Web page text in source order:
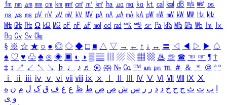
㎙ ㎚ ㎛ ㎜ ㎝ ㎞ ㎟ ㎠ ㎡ ㎢ ㏊ ㎍ ㎎ ㎏ ㏏ ㎈ ㎉ ㏈ ㎧ ㎨ ㎰
㎱ ㎲ ㎳ ㎴ ㎵ ㎶ ㎷ ㎸ ㎹ ㎀ ㎁ ㎂ ㎃ ㎄ ㎺ ㎻ ㎽ ㎾ ㎿ ㎐ ㎑
㎒ ㎓ ㎔ Ω ㏀ ㏁ ㎊ ㎋ ㎌ ㏖ ㏅ ㎭ ㎮ ㎯ ㏛ ㎩ ㎪ ㎫ ㎬ ㏝ ㏐
㏓
㏃ ㏉ ㏜ ㏆
§ ※ ☆ ★ ○ ● ◎ ◇ ◆ □ ■ △ ▽ → ← ↑ ↓ ↔ 〓 ◁ ◀ ▷ ▶ ♤
♠ ♡ ♥ ♧ ♣ ⊙ ◈ ▣ ◐ ◑ ▒ ▤ ▨ ▧ ▦ ▩ ♨ ☏ ☎ ☜ ☞ ¶ †
‡ ↕ ↗ ↙ ↖ ↘ ♭ ♩ ♪ ♬ ㉿ ㈜ № ㏇ ™ ㏂ ㏘ ℡ ＃ ＆ ＊ ＠ ª º
ⅰ
ⅱ ⅲ ⅳ ⅴ ⅵ ⅶ ⅷ ⅸ ⅹ Ⅳ Ⅴ Ⅵ Ⅶ Ⅷ Ⅸ Ⅹ
ب ت ث ج ح خ د ذ ر ز س ش ص ض ط ظ ع غ ف ق ک ل م ن ه
و ی